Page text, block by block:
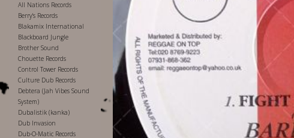
All Nations Records
Berry's Records
Blakamix International
Blackboard Jungle
Brother Sound
Chouette Records
Control Tower Records
Culture Dub Records
Debtera (Jah Vibes Sound
System)
Dubalistik (kanka)
Dub Invasion
Dub-O-Matic Records